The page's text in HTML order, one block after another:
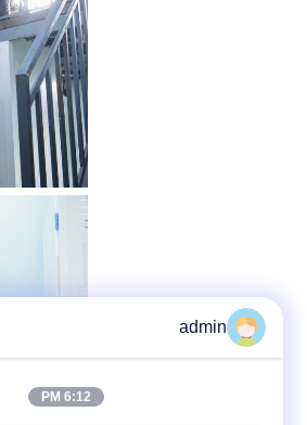
admin
6:12 PM